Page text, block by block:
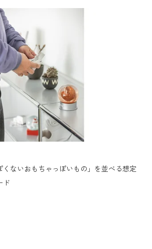
くないおもちゃっぽいもの」を並べる想定
ド